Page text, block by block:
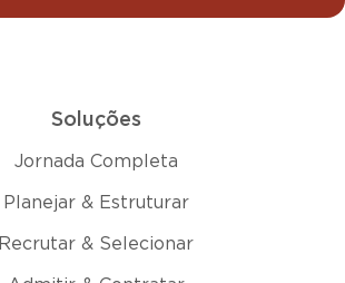
Soluções
Jornada Completa
Planejar & Estruturar
Recrutar & Selecionar